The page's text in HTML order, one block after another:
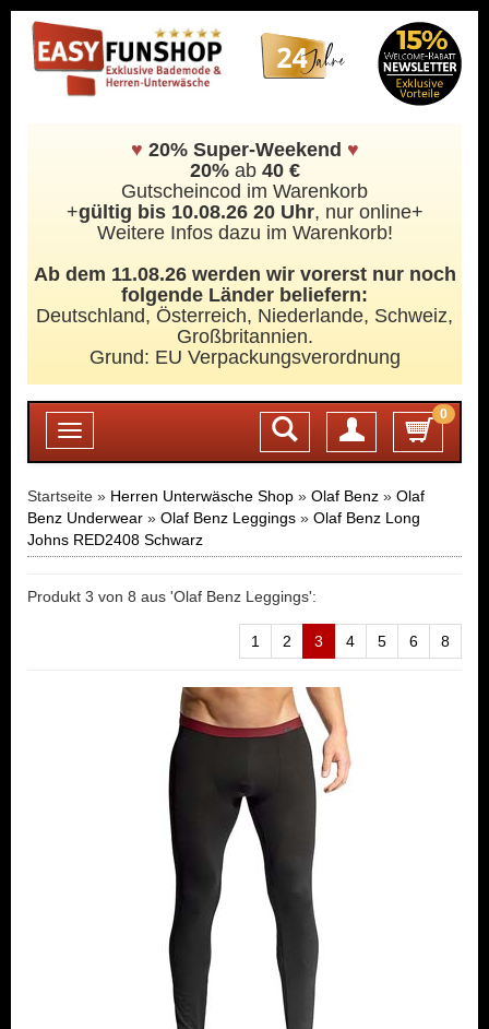
♥ 20% Super-Weekend ♥
20%ab 40 €
Gutscheincod im Warenkorb
+gültig bis 10.08.26 20 Uhr, nur online+
Weitere Infos dazu im Warenkorb!
Ab dem 11.08.26 werden wir vorerst nur noch
folgende Länder beliefern:
Deutschland, Österreich, Niederlande, Schweiz,
Großbritannien.
Grund: EU Verpackungsverordnung
Toggle
navigation
0
Login
Startseite » Herren Unterwäsche Shop » Olaf Benz » Olaf
Benz Underwear » Olaf Benz Leggings » Olaf Benz Long
Johns RED2408 Schwarz
Produkt 3 von 8 aus 'Olaf Benz Leggings':
1 2 3 4 5 6 8